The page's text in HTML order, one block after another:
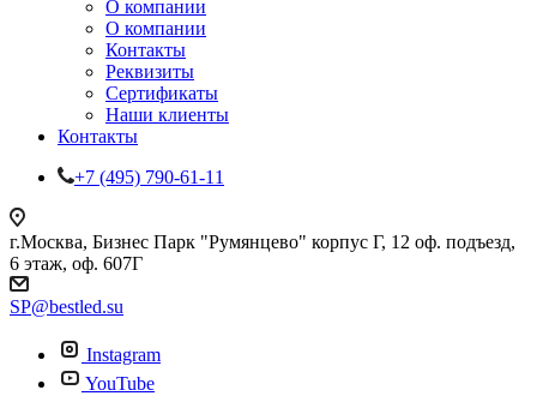
О компании
О компании
Контакты
Реквизиты
Сертификаты
Наши клиенты
Контакты
+7 (495) 790-61-11
г.Москва, Бизнес Парк "Румянцево" корпус Г, 12 оф. подъезд,
6 этаж, оф. 607Г
SP@bestled.su
Instagram
YouTube